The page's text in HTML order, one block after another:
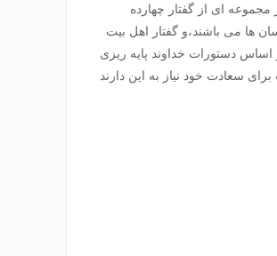
(جلد 2) – کتاب حاضر مجموعه ای از گفتار چهارده
ها می باشند،و گفتار اهل بیت
اساس دستورات خداوند پایه ریزی
سعادت خود نیاز به این دارند